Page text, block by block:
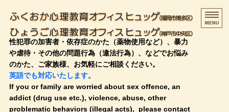
ふく
性犯罪の加害者・依存症のかた（薬物使用など）、暴力
や虐待・その他の問題行為（違法行為）、などでお悩み
のかた、ご家族様、お気軽にご相談ください。
英語でも対応いたします。
If you or family are worried about sex offence, an
addict (drug use etc.), violence, abuse, other
problematic behaviors (illegal acts), please contact